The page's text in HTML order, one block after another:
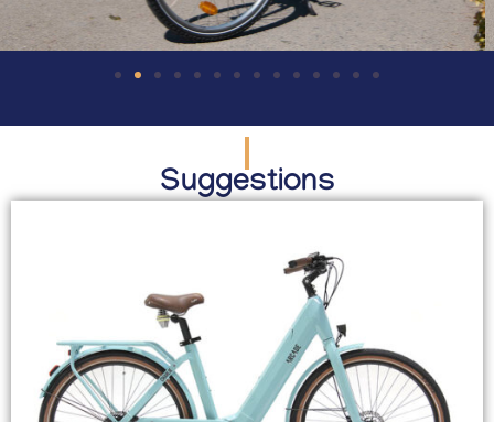
Suggestions